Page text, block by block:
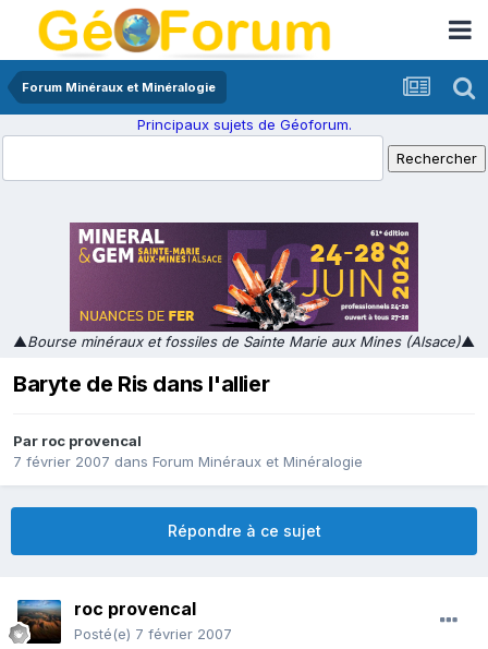
Forum Minéraux et Minéralogie
Principaux sujets de Géoforum.
▲Bourse minéraux et fossiles de Sainte Marie aux Mines (Alsace)▲
Baryte de Ris dans l'allier
Par roc provencal
7 février 2007 dans Forum Minéraux et Minéralogie
Répondre à ce sujet
roc provencal
Posté(e) 7 février 2007